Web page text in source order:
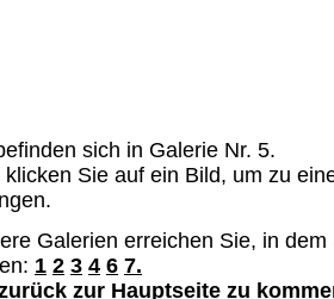
sich in Galerie Nr. 5.
klicken Sie auf ein Bild, um zu
Galerien erreichen Sie, in
1 2 3 4 6 7.
zur Hauptseite zu